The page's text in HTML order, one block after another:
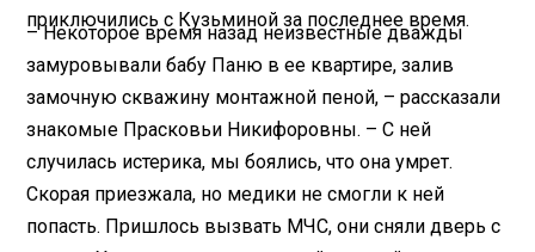
приключились с Кузьминой за последнее время.
– Некоторое время назад неизвестные дважды
замуровывали бабу Паню в ее квартире, залив
замочную скважину монтажной пеной, – рассказали
знакомые Прасковьи Никифоровны. – С ней
случилась истерика, мы боялись, что она умрет.
Скорая приезжала, но медики не смогли к ней
попасть. Пришлось вызвать МЧС, они сняли дверь с